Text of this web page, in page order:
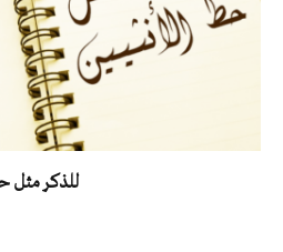
للذكر مثل